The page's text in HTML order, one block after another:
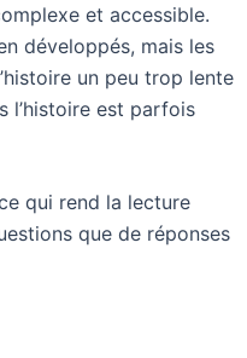
et accessible.
développés, mais les
un peu trop lente
l’histoire est parfois
qui rend la lecture
que de réponses